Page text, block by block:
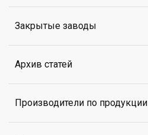
Закрытые заводы
Архив статей
Производители по продукции